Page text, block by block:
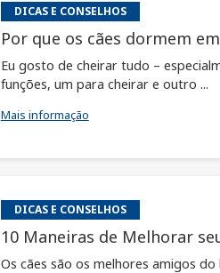
DICAS E CONSELHOS
Por que os cães dormem
Eu gosto de cheirar tudo –
funções, um para cheirar e outro ...
Mais informação
DICAS E CONSELHOS
10 Maneiras de Melhorar
Os cães são os melhores amigos